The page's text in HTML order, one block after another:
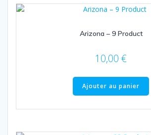
Arizona – 9 Product
10,00 €
Ajouter au panier